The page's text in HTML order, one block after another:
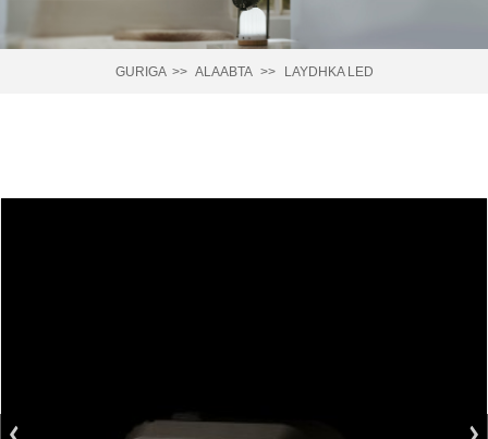
GURIGA ALAABTA LAYDHKA LED